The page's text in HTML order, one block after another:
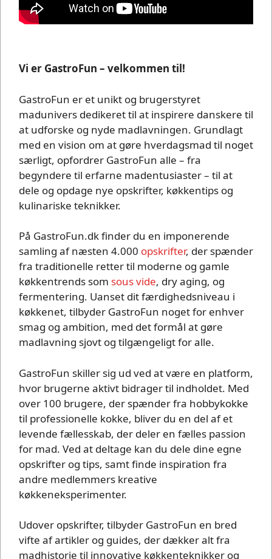
Vi er GastroFun – velkommen til!
GastroFun er et unikt og brugerstyret
madunivers dedikeret til at inspirere danskere til
at udforske og nyde madlavningen. Grundlagt
med en vision om at gøre hverdagsmad til noget
særligt, opfordrer GastroFun alle – fra
begyndere til erfarne madentusiaster – til at
dele og opdage nye opskrifter, køkkentips og
kulinariske teknikker.
På GastroFun.dk finder du en imponerende
samling af næsten 4.000 opskrifter, der spænder
fra traditionelle retter til moderne og gamle
køkkentrends som sous vide, dry aging, og
fermentering. Uanset dit færdighedsniveau i
køkkenet, tilbyder GastroFun noget for enhver
smag og ambition, med det formål at gøre
madlavning sjovt og tilgængeligt for alle.
GastroFun skiller sig ud ved at være en platform,
hvor brugerne aktivt bidrager til indholdet. Med
over 100 brugere, der spænder fra hobbykokke
til professionelle kokke, bliver du en del af et
levende fællesskab, der deler en fælles passion
for mad. Ved at deltage kan du dele dine egne
opskrifter og tips, samt finde inspiration fra
andre medlemmers kreative
køkkeneksperimenter.
Udover opskrifter, tilbyder GastroFun en bred
vifte af artikler og guides, der dækker alt fra
madhistorie til innovative køkkenteknikker og